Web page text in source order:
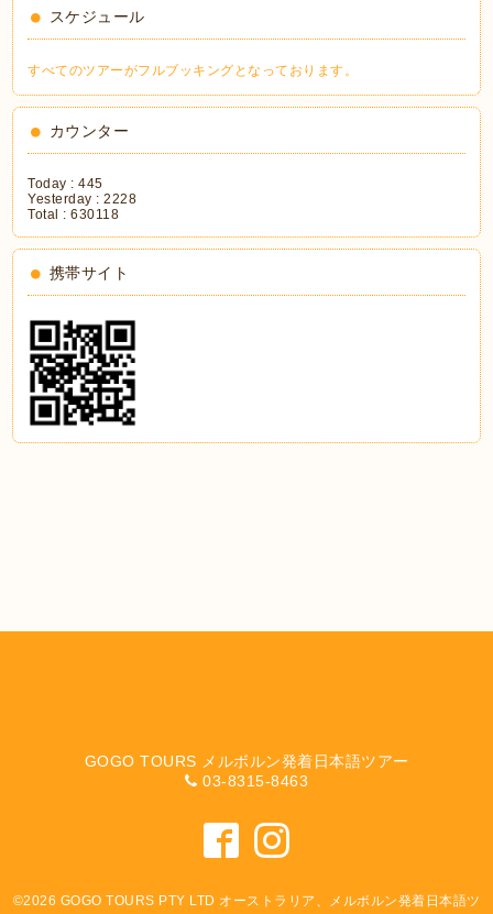
スケジュール
すべてのツアーがフルブッキングとなっております。
カウンター
Today :445
Yesterday :2228
Total :630118
携帯サイト
GOGO TOURS メルボルン発着日本語ツアー
03-8315-8463
©2026 GOGO TOURS PTY LTD オーストラリア、メルボルン発着日本語ツ